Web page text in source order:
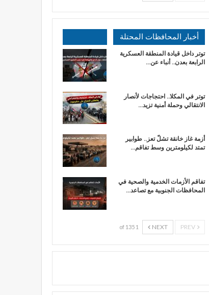
أخبار المحافظات المحتلة
توتر داخل قيادة المنطقة العسكرية
الرابعة بعدن.. أنباء عن…
توتر في المكلا.. احتجاجات لأنصار
الانتقالي وحملة أمنية تزيد…
أزمة غاز خانقة تشلّ تعز.. طوابير
تمتد لكيلومترين وسط تفاقم…
تفاقم الأزمات الخدمية والصحية في
المحافظات الجنوبية مع تصاعد…
NEXT
1 of 135